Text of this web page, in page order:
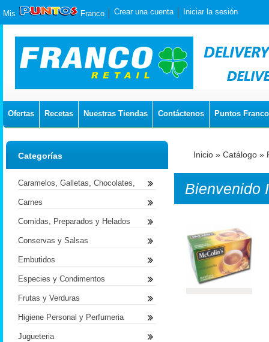
Mis Franco Crear una cuenta Iniciar la sesión
Ofertas Recetas Nuestras Tiendas Contáctenos Puntos Franco
Inicio » Catálogo »
Bienvenido
Categorías
Caramelos, Galletas, Chocolates,
Carnes
Comidas, Preparados y Helados
Conservas y Salsas
Embutidos
Especies y Condimentos
Frutas y Verduras
Higiene Personal y Perfumeria
Jugueteria